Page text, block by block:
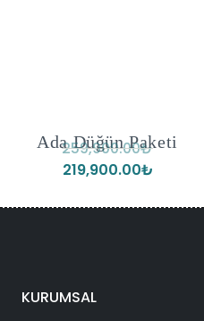
Ada Düğün Paketi
259,900.00₺
Orijinal
259,900.00₺.
219,900.00₺Şu
fiyat:
KURUMSAL